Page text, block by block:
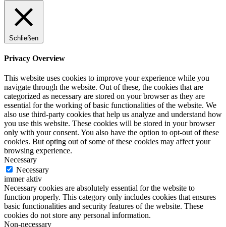
Schließen
Privacy Overview
This website uses cookies to improve your experience while you
navigate through the website. Out of these, the cookies that are
categorized as necessary are stored on your browser as they are
essential for the working of basic functionalities of the website. We
also use third-party cookies that help us analyze and understand how
you use this website. These cookies will be stored in your browser
only with your consent. You also have the option to opt-out of these
cookies. But opting out of some of these cookies may affect your
browsing experience.
Necessary
Necessary
immer aktiv
Necessary cookies are absolutely essential for the website to
function properly. This category only includes cookies that ensures
basic functionalities and security features of the website. These
cookies do not store any personal information.
Non-necessary